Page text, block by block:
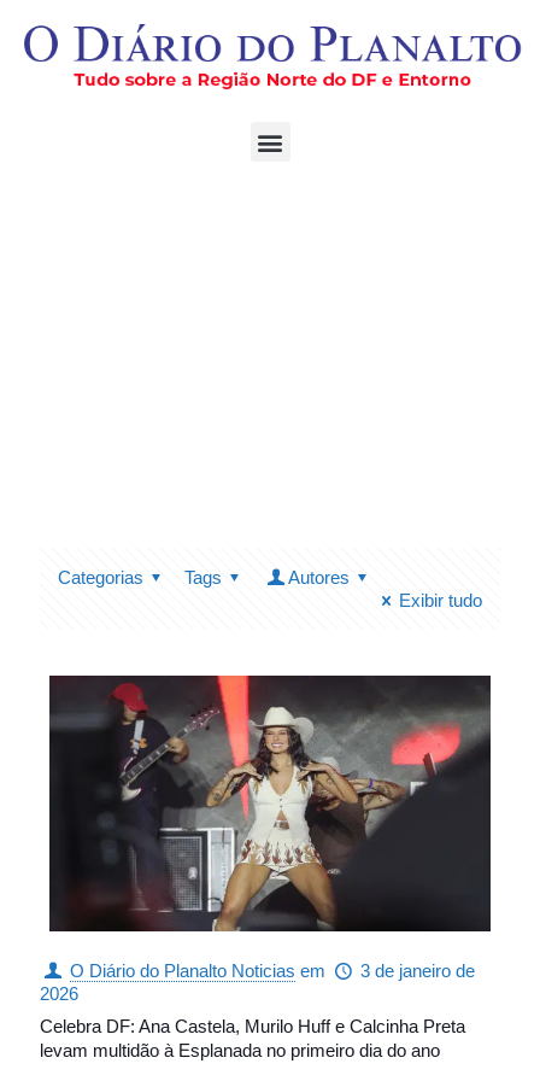
Categorias Tags
Autores
Exibir tudo
O Diário do Planalto Noticias em
3 de janeiro de
2026
Celebra DF: Ana Castela, Murilo Huff e Calcinha Preta
levam multidão à Esplanada no primeiro dia do ano